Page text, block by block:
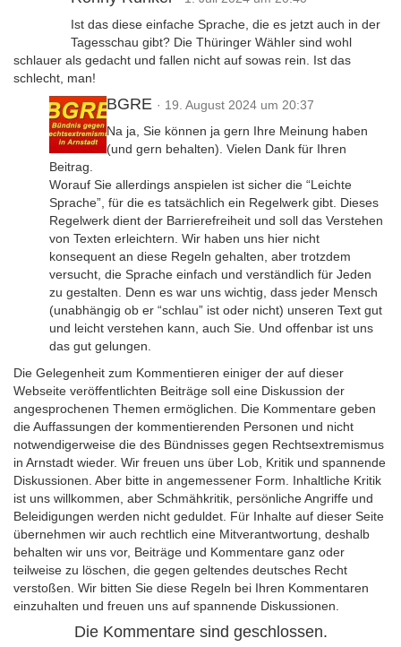
Ist das diese einfache Sprache, die es jetzt auch in der
Tagesschau gibt? Die Thüringer Wähler sind wohl
schlauer als gedacht und fallen nicht auf sowas rein. Ist das
schlecht, man!
BGRE · 19. August 2024 um 20:37
Na ja, Sie können ja gern Ihre Meinung haben
(und gern behalten). Vielen Dank für Ihren
Beitrag.
Worauf Sie allerdings anspielen ist sicher die “Leichte
Sprache”, für die es tatsächlich ein Regelwerk gibt. Dieses
Regelwerk dient der Barrierefreiheit und soll das Verstehen
von Texten erleichtern. Wir haben uns hier nicht
konsequent an diese Regeln gehalten, aber trotzdem
versucht, die Sprache einfach und verständlich für Jeden
zu gestalten. Denn es war uns wichtig, dass jeder Mensch
(unabhängig ob er “schlau” ist oder nicht) unseren Text gut
und leicht verstehen kann, auch Sie. Und offenbar ist uns
das gut gelungen.
Die Gelegenheit zum Kommentieren einiger der auf dieser
Webseite veröffentlichten Beiträge soll eine Diskussion der
angesprochenen Themen ermöglichen. Die Kommentare geben
die Auffassungen der kommentierenden Personen und nicht
notwendigerweise die des Bündnisses gegen Rechtsextremismus
in Arnstadt wieder. Wir freuen uns über Lob, Kritik und spannende
Diskussionen. Aber bitte in angemessener Form. Inhaltliche Kritik
ist uns willkommen, aber Schmähkritik, persönliche Angriffe und
Beleidigungen werden nicht geduldet. Für Inhalte auf dieser Seite
übernehmen wir auch rechtlich eine Mitverantwortung, deshalb
behalten wir uns vor, Beiträge und Kommentare ganz oder
teilweise zu löschen, die gegen geltendes deutsches Recht
verstoßen. Wir bitten Sie diese Regeln bei Ihren Kommentaren
einzuhalten und freuen uns auf spannende Diskussionen.
Die Kommentare sind geschlossen.